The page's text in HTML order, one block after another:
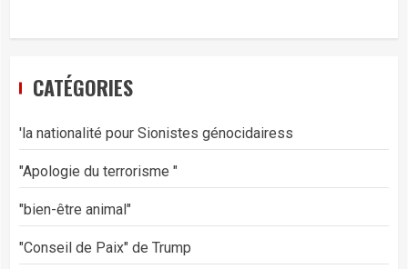
CATÉGORIES
'la nationalité pour Sionistes génocidairess
"Apologie du terrorisme "
"bien-être animal"
"Conseil de Paix" de Trump